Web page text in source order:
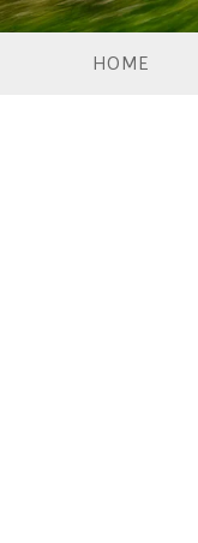
HOME